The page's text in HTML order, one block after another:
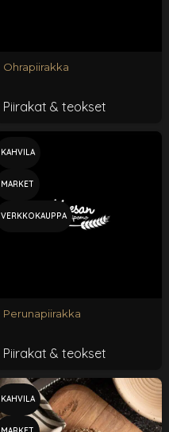
Ohrapiirakka
Piirakat & teokset
KAHVILA
MARKET
VERKKOKAUPPA
Perunapiirakka
Piirakat & teokset
KAHVILA